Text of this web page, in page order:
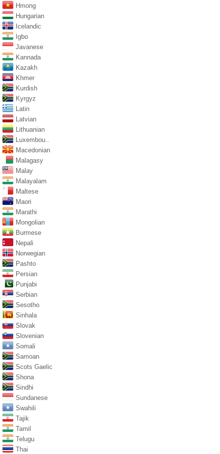
Hmong
Hungarian
Icelandic
Igbo
Javanese
Kannada
Kazakh
Khmer
Kurdish
Kyrgyz
Latin
Latvian
Lithuanian
Luxembou..
Macedonian
Malagasy
Malay
Malayalam
Maltese
Maori
Marathi
Mongolian
Burmese
Nepali
Norwegian
Pashto
Persian
Punjabi
Serbian
Sesotho
Sinhala
Slovak
Slovenian
Somali
Samoan
Scots Gaelic
Shona
Sindhi
Sundanese
Swahili
Tajik
Tamil
Telugu
Thai